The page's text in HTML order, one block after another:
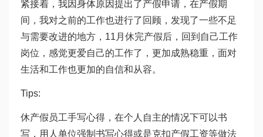
紧接着，我因身体原因提出了产假申请，在产假期
间，我对之前的工作也进行了回顾，发现了一些不足
与需要改进的地方，11月休完产假后，回到自己工作
岗位，感觉更爱自己的工作了，更加成熟稳重，面对
生活和工作也更加的自信和从容。
Tips:
休产假员工手写心得，在个人自主的情况下可以书
写，用人单位强制书写心得或是克扣产假工资等做法